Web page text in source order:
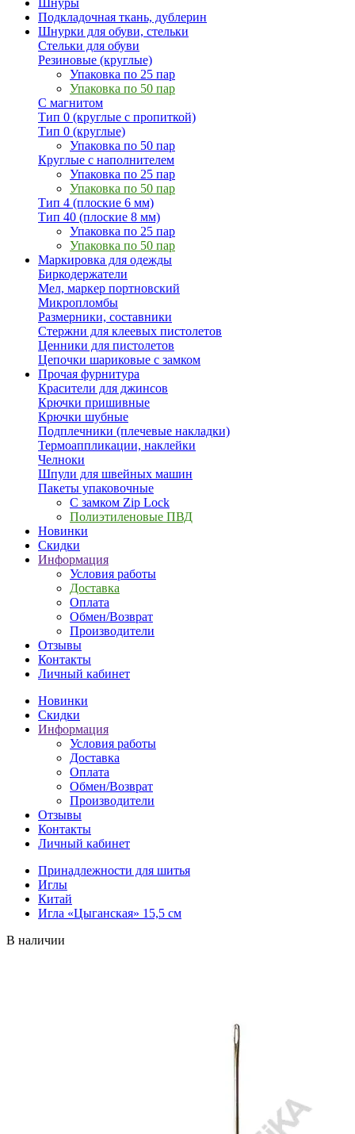
Шнуры
Подкладочная ткань, дублерин
Шнурки для обуви, стельки
Стельки для обуви
Резиновые (круглые)
Упаковка по 25 пар
Упаковка по 50 пар
С магнитом
Тип 0 (круглые с пропиткой)
Тип 0 (круглые)
Упаковка по 50 пар
Круглые с наполнителем
Упаковка по 25 пар
Упаковка по 50 пар
Тип 4 (плоские 6 мм)
Тип 40 (плоские 8 мм)
Упаковка по 25 пар
Упаковка по 50 пар
Маркировка для одежды
Биркодержатели
Мел, маркер портновский
Микропломбы
Размерники, составники
Стержни для клеевых пистолетов
Ценники для пистолетов
Цепочки шариковые с замком
Прочая фурнитура
Красители для джинсов
Крючки пришивные
Крючки шубные
Подплечники (плечевые накладки)
Термоаппликации, наклейки
Челноки
Шпули для швейных машин
Пакеты упаковочные
С замком Zip Lock
Полиэтиленовые ПВД
Новинки
Скидки
Информация
Условия работы
Доставка
Оплата
Обмен/Возврат
Производители
Отзывы
Контакты
Личный кабинет
Новинки
Скидки
Информация
Условия работы
Доставка
Оплата
Обмен/Возврат
Производители
Отзывы
Контакты
Личный кабинет
Принадлежности для шитья
Иглы
Китай
Игла «Цыганская» 15,5 см
В наличии